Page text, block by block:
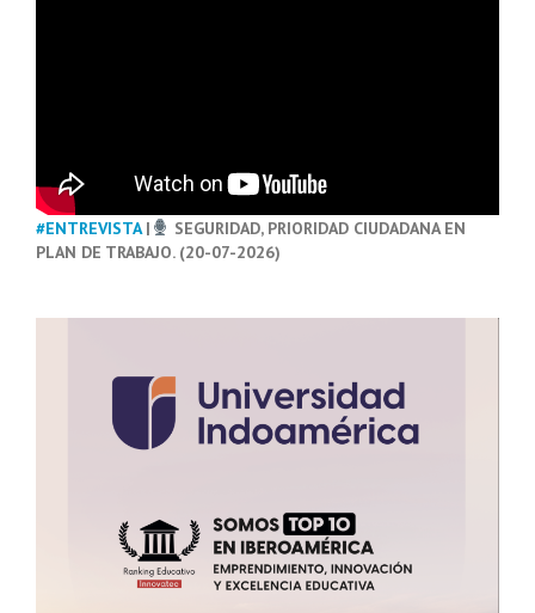
#ENTREVISTA|
SEGURIDAD, PRIORIDAD CIUDADANA EN
PLAN DE TRABAJO. (20-07-2026)